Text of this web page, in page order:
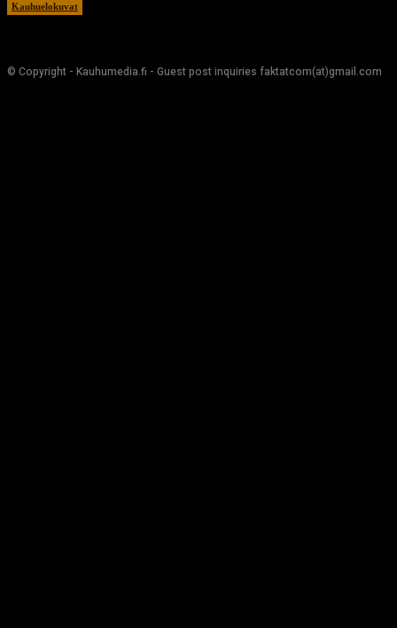
Kauhuelokuvat
© Copyright - Kauhumedia.fi - Guest post inquiries faktatcom(at)gmail.com